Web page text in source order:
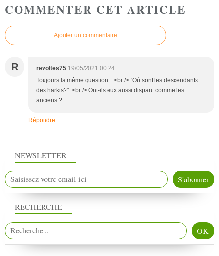
COMMENTER CET ARTICLE
Ajouter un commentaire
R revoltes75 19/05/2021 00:24
Toujours la même question. : <br /> "Où sont les descendants
des harkis?". <br /> Ont-ils eux aussi disparu comme les
anciens ?
Répondre
NEWSLETTER
RECHERCHE